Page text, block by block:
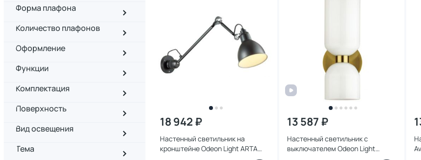
Форма плафона
Количество плафонов
Оформление
Функции
Комплектация
Поверхность
Вид освещения
Тема
18 942 ₽
Настенный светильник на
кронштейне Odeon Light ARTA
13 587 ₽
Настенный светильник с
выключателем Odeon Light